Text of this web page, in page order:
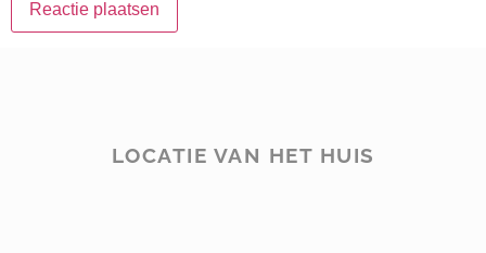
LOCATIE VAN HET HUIS